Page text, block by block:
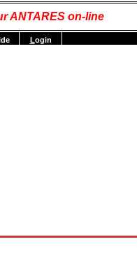
ANTARES on-line
Login